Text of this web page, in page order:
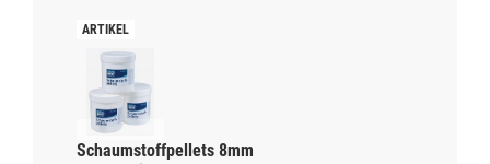
Schaumstoffpellets 8mm